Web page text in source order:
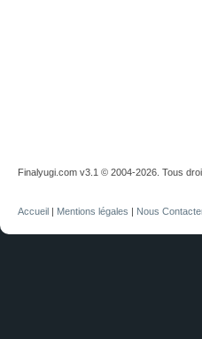
Finalyugi.com v3.1 © 2004-2026. Tous
Accueil | Mentions légales | Nous